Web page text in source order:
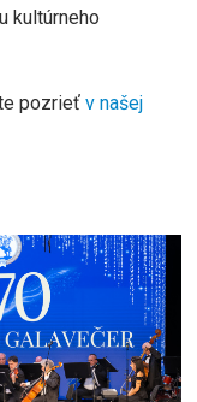
kultúrneho
pozrieť v našej